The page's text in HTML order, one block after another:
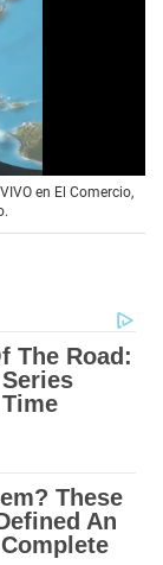
en El Comercio,